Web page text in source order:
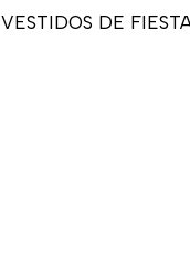
VESTIDOS DE